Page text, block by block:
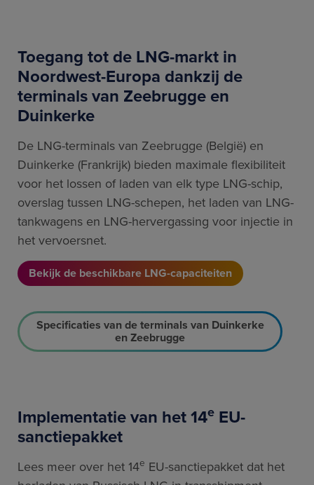
Toegang tot de LNG-markt in
Noordwest-Europa dankzij de
terminals van Zeebrugge en
Duinkerke
De LNG-terminals van Zeebrugge (België) en
Duinkerke (Frankrijk) bieden maximale flexibiliteit
voor het lossen of laden van elk type LNG-schip,
overslag tussen LNG-schepen, het laden van LNG-
tankwagens en LNG-hervergassing voor injectie in
het vervoersnet.
Bekijk de beschikbare LNG-capaciteiten
Specificaties van de terminals van Duinkerke
en Zeebrugge
Implementatie van het 14e EU-
sanctiepakket
Lees meer over het 14e EU-sanctiepakket dat het